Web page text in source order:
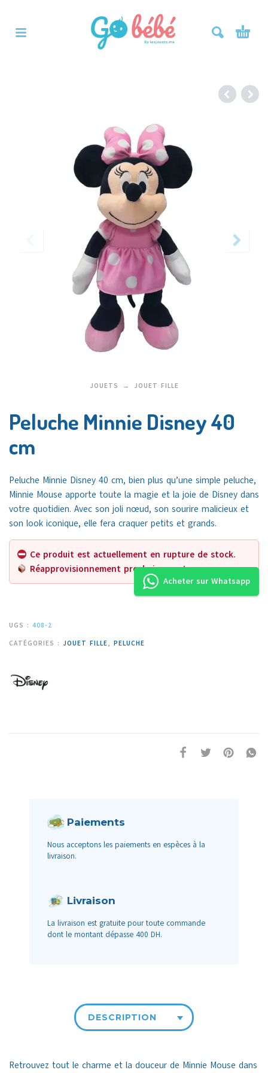
JOUETS JOUET FILLE
Peluche Minnie Disney 40
cm
Peluche Minnie Disney 40 cm, bien plus qu’une simple peluche,
Minnie Mouse apporte toute la magie et la joie de Disney dans
votre quotidien. Avec son joli nœud, son sourire malicieux et
son look iconique, elle fera craquer petits et grands.
Ce produit est actuellement en rupture de stock.
Réapprovisionnement prochainement.
Acheter sur Whatsapp
UGS : 408-2
CATÉGORIES : JOUET FILLE, PELUCHE
Paiements
Nous acceptons les paiements en espèces à la
livraison.
Livraison
La livraison est gratuite pour toute commande
dont le montant dépasse 400 DH.
DESCRIPTION
Retrouvez tout le charme et la douceur de Minnie Mouse dans